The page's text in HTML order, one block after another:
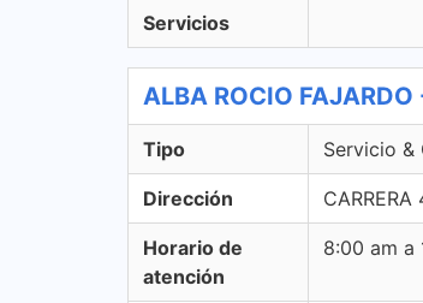
Servicios
ALBA ROCIO
Tipo Servicio &
Dirección
Horario de
atención
8:00 am a